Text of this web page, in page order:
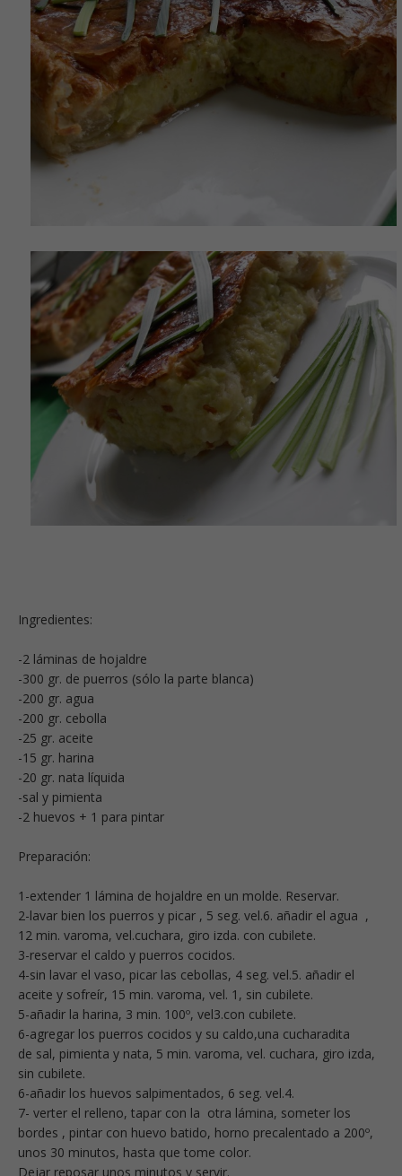
Ingredientes:
-2 láminas de hojaldre
-300 gr. de puerros (sólo la parte blanca)
-200 gr. agua
-200 gr. cebolla
-25 gr. aceite
-15 gr. harina
-20 gr. nata líquida
-sal y pimienta
-2 huevos + 1 para pintar
Preparación:
1-extender 1 lámina de hojaldre en un molde. Reservar.
2-lavar bien los puerros y picar , 5 seg. vel.6. añadir el agua ,
12 min. varoma, vel.cuchara, giro izda. con cubilete.
3-reservar el caldo y puerros cocidos.
4-sin lavar el vaso, picar las cebollas, 4 seg. vel.5. añadir el
aceite y sofreír, 15 min. varoma, vel. 1, sin cubilete.
5-añadir la harina, 3 min. 100º, vel3.con cubilete.
6-agregar los puerros cocidos y su caldo,una cucharadita
de sal, pimienta y nata, 5 min. varoma, vel. cuchara, giro izda,
sin cubilete.
6-añadir los huevos salpimentados, 6 seg. vel.4.
7- verter el relleno, tapar con la otra lámina, someter los
bordes , pintar con huevo batido, horno precalentado a 200º,
unos 30 minutos, hasta que tome color.
Dejar reposar unos minutos y servir.